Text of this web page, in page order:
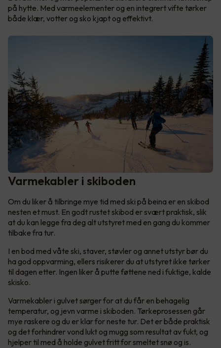
på hytte. Med varmeelementer og en integrert vifte tørker
både klær, votter og sko kjapt og effektivt.
Varmekabler i skiboden
Om du liker å tilbringe mye tid med ski på beina er en skibod
nesten et must. En godt rustet skibod er svært praktisk, slik
at du kan legge fra deg alt utstyret med en gang du kommer
tilbake fra tur.
I en bod med våte ski, staver, støvler og annet utstyr bør du
ha god oppvarming, ellers risikerer du at utstyret ikke tørker
til dagen etter. Ingen liker å putte føttene ned i fuktige, kalde
skisko.
Varmekabler i gulvet sørger for at du får en behagelig
temperatur, og jevn varme i skiboden. Tørkeprosessen går
mye raskere og du er klar for neste tur. Det er både praktisk
og det forhindrer vond lukt og mugg som resultat av fukt, og
hjelper til med å holde gulvet fritt for smeltet snø og is.